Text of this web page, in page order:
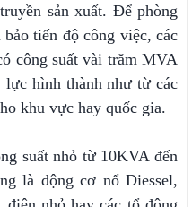
sản xuất. Để phòng
tiến độ công việc, các
công suất vài trăm MVA
hình thành như từ các
khu vực hay quốc gia.
suất nhỏ từ 10KVA đến
là động cơ nổ Diessel,